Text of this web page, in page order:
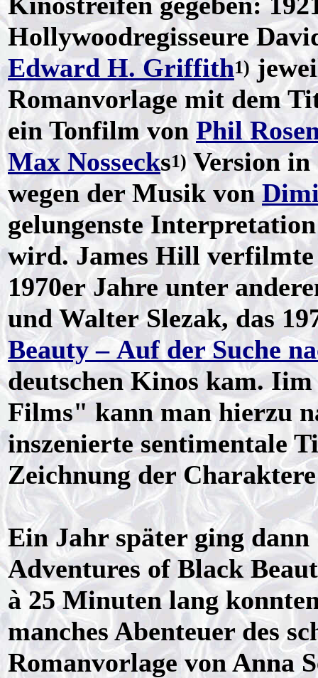
Hollywoodregisseure
Edward H. Griffith1)
Romanvorlage mit dem
ein Tonfilm von Phil
Max Nossecks1)Version in
wegen der Musik von
gelungenste
wird. James Hill verfilmte
1970er Jahre unter
und Walter Slezak, das
Beauty – Auf der Suche
deutschen Kinos kam.
Films" kann man hierzu
inszenierte sentimentale
Zeichnung der
Ein Jahr später ging
Adventures of Black
à 25 Minuten lang
manches Abenteuer des
Romanvorlage von Anna